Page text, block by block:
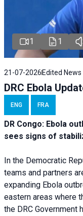
1 1
21-07-2026 Edited News
DRC Ebola
ENG FRA
DR Congo: Ebola
sees signs of
In the Democratic
teams and partners
expanding Ebola
eastern areas where
the DRC Government